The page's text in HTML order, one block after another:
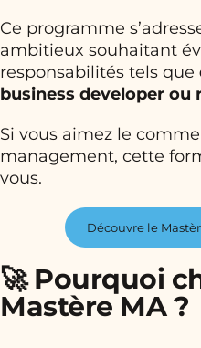
Ce programme
ambitieux souhaitant
responsabilités tels que
business developer ou
Si vous aimez le
management, cette
vous.
Découvre le
🚀 Pourquoi
Mastère MA ?